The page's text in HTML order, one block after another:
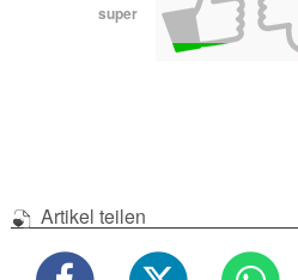
super
Artikel teilen